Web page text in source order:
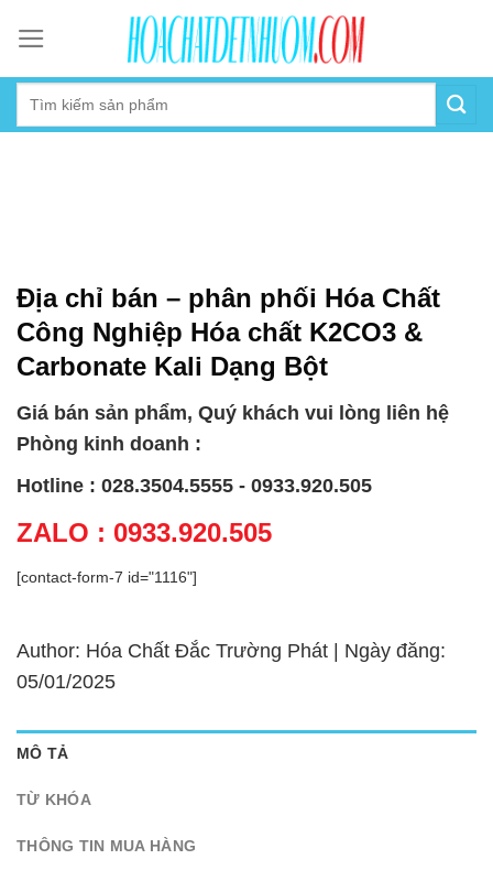
content
Địa chỉ bán – phân phối Hóa Chất
Công Nghiệp Hóa chất K2CO3 &
Carbonate Kali Dạng Bột
Giá bán sản phẩm, Quý khách vui lòng liên hệ
Phòng kinh doanh :
Hotline : 028.3504.5555 - 0933.920.505
ZALO : 0933.920.505
[contact-form-7 id="1116"]
Author: Hóa Chất Đắc Trường Phát | Ngày đăng:
05/01/2025
MÔ TẢ
TỪ KHÓA
THÔNG TIN MUA HÀNG